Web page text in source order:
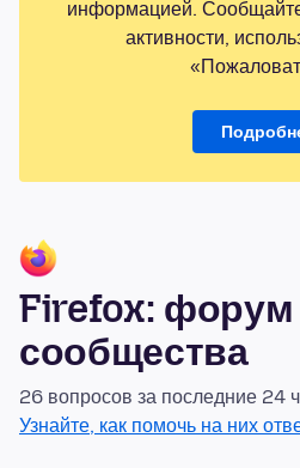
информацией.
активности,
Firefox: форум
сообщества
26 вопросов за последние 24
Узнайте, как помочь на них